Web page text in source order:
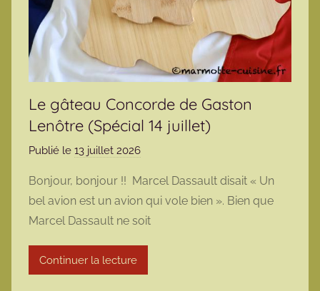
Le gâteau Concorde de Gaston
Lenôtre (Spécial 14 juillet)
Publié le 13 juillet 2026
r
m
a
r
Bonjour, bonjour !! Marcel Dassault disait « Un
bel avion est un avion qui vole bien ». Bien que
Marcel Dassault ne soit
Continuer la lecture